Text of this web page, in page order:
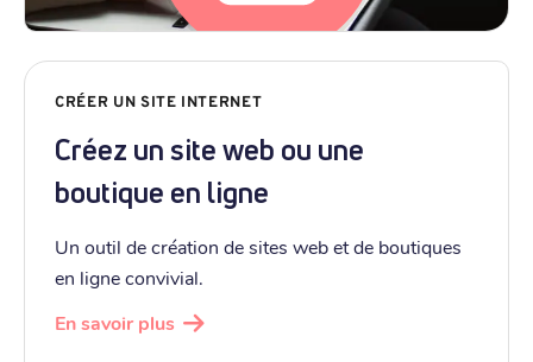
CRÉER UN SITE INTERNET
Créez un site web ou une
boutique en ligne
Un outil de création de sites web et de boutiques
en ligne convivial.
En savoir plus